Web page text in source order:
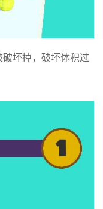
坏掉，破坏体积过